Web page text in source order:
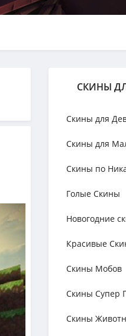
СКИНЫ
Скины для
Скины для
Скины по
Голые Скины
Новогодние
Красивые
Скины Мобов
Скины Супер
Скины